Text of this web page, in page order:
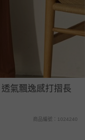
氣飄逸感打摺長
商品編號：1024240